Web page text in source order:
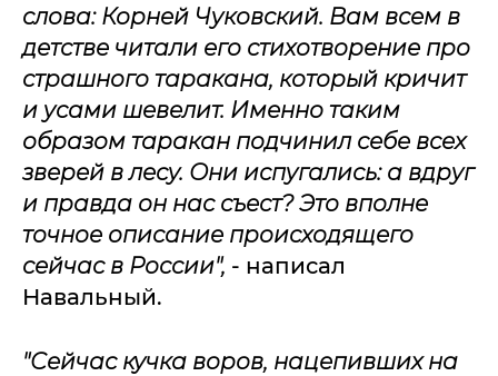
слова: Корней Чуковский. Вам всем в
детстве читали его стихотворение про
страшного таракана, который кричит
и усами шевелит. Именно таким
образом таракан подчинил себе всех
зверей в лесу. Они испугались: а вдруг
и правда он нас съест? Это вполне
точное описание происходящего
сейчас в России", - написал
Навальный.
"Сейчас кучка воров, нацепивших на